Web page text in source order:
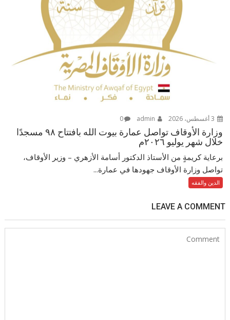
0
وزارة الأوقاف تواصل عمارة بيوت الله بافتتاح ٩٨ مسجدًا
خلال شهر يوليو ٢٠٢٦م
برعاية كريمةٍ من الأستاذ الدكتور أسامة الأزهري – وزير الأوقاف،
تواصل وزارة الأوقاف جهودها في عمارة...
الدين والفقه
LEAVE A COMMENT